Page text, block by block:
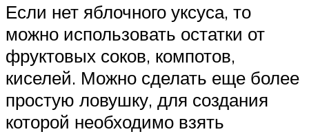
Если нет яблочного уксуса, то
можно использовать остатки от
фруктовых соков, компотов,
киселей. Можно сделать еще более
простую ловушку, для создания
которой необходимо взять